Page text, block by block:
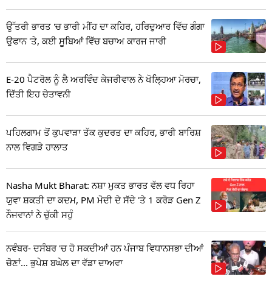
ਉੱਤਰੀ ਭਾਰਤ 'ਚ ਭਾਰੀ ਮੀਂਹ ਦਾ ਕਹਿਰ, ਹਰਿਦੁਆਰ ਵਿੱਚ ਗੰਗਾ
ਉਫਾਨ 'ਤੇ, ਕਈ ਸੂਬਿਆਂ ਵਿੱਚ ਬਚਾਅ ਕਾਰਜ ਜਾਰੀ
E-20 ਪੈਟਰੋਲ ਨੂੰ ਲੈ ਅਰਵਿੰਦ ਕੇਜਰੀਵਾਲ ਨੇ ਖੋਲ੍ਹਿਆ ਮੋਰਚਾ,
ਦਿੱਤੀ ਇਹ ਚੇਤਾਵਨੀ
ਪਹਿਲਗਾਮ ਤੋਂ ਕੁਪਵਾੜਾ ਤੱਕ ਕੁਦਰਤ ਦਾ ਕਹਿਰ, ਭਾਰੀ ਬਾਰਿਸ਼
ਨਾਲ ਵਿਗੜੇ ਹਾਲਾਤ
Nasha Mukt Bharat: ਨਸ਼ਾ ਮੁਕਤ ਭਾਰਤ ਵੱਲ ਵਧ ਰਿਹਾ
ਯੁਵਾ ਸ਼ਕਤੀ ਦਾ ਕਦਮ, PM ਮੋਦੀ ਦੇ ਸੱਦੇ 'ਤੇ 1 ਕਰੋੜ Gen Z
ਨੌਜਵਾਨਾਂ ਨੇ ਚੁੱਕੀ ਸਹੁੰ
ਨਵੰਬਰ- ਦਸੰਬਰ 'ਚ ਹੋ ਸਕਦੀਆਂ ਹਨ ਪੰਜਾਬ ਵਿਧਾਨਸਭਾ ਦੀਆਂ
ਚੋਣਾਂ... ਭੁਪੇਸ਼ ਬਘੇਲ ਦਾ ਵੱਡਾ ਦਾਅਵਾ